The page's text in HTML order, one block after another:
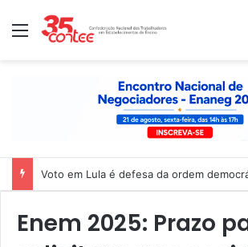
Menu
Voto em Lula é defesa da ordem
Enem 2025: Prazo